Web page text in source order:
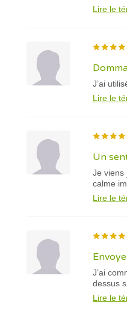
Lire le
J’ai
Lire le
Un
Je viens
calme
Lire le
J’ai
dessus
Lire le